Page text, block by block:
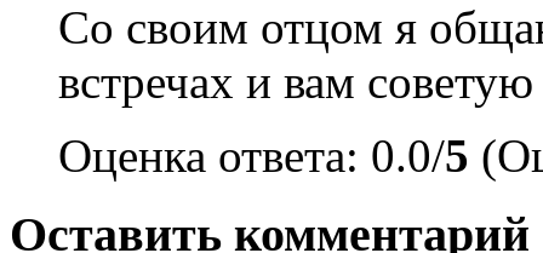
Со своим отцом я
встречах и вам
Оценка ответа: 0.0/5
Оставить комментарий